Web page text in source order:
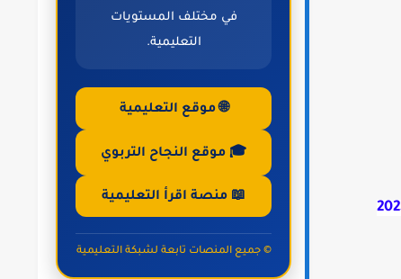
في مختلف المستويات
التعليمية.
🌐 موقع التعليمية
🎓 موقع النجاح التربوي
📖 منصة اقرأ التعليمية
© جميع المنصات تابعة لشبكة التعليمية